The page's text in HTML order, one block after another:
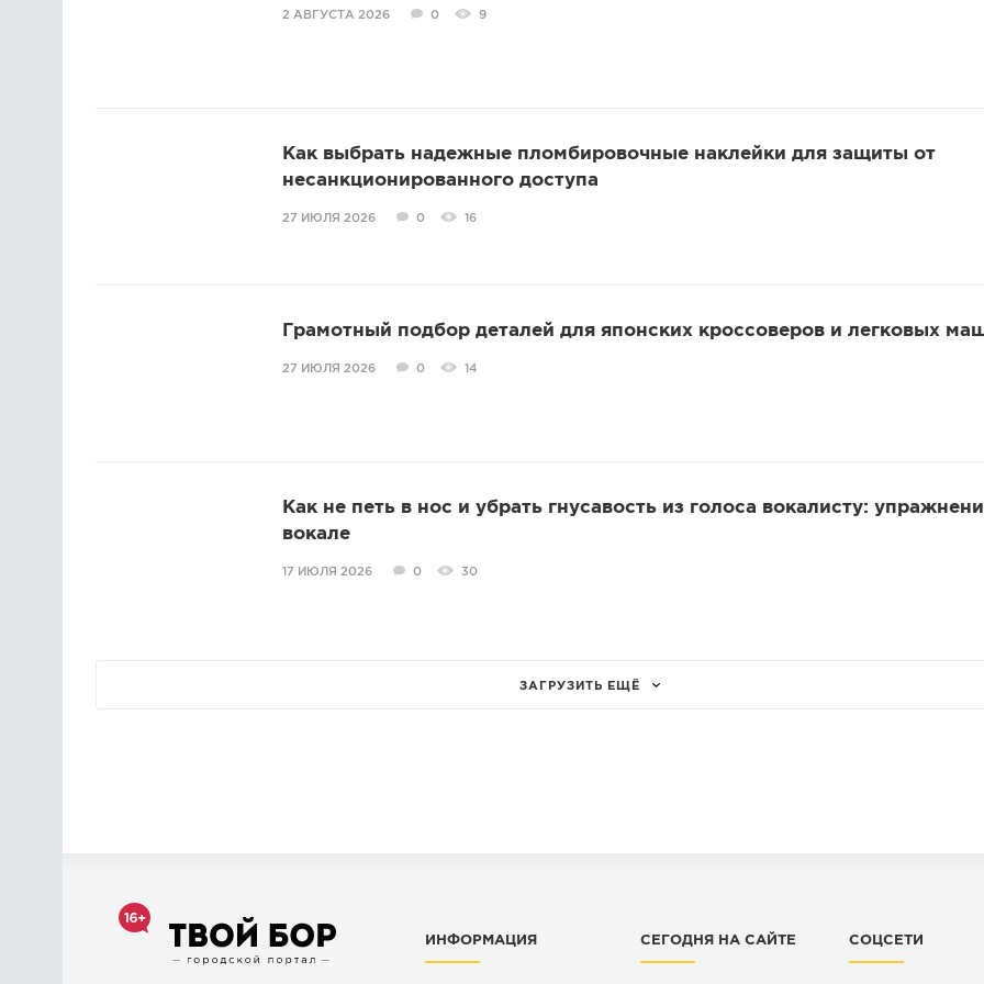
2 АВГУСТА 2026 0 9
Как выбрать надежные пломбировочные наклейки для защиты от
несанкционированного доступа
27 ИЮЛЯ 2026 0 16
Грамотный подбор деталей для японских кроссоверов и легковых
27 ИЮЛЯ 2026 0 14
Как не петь в нос и убрать гнусавость из голоса вокалисту:
вокале
17 ИЮЛЯ 2026 0 30
ЗАГРУЗИТЬ ЕЩЁ
ИНФОРМАЦИЯ СЕГОДНЯ НА САЙТЕ СОЦСЕТИ